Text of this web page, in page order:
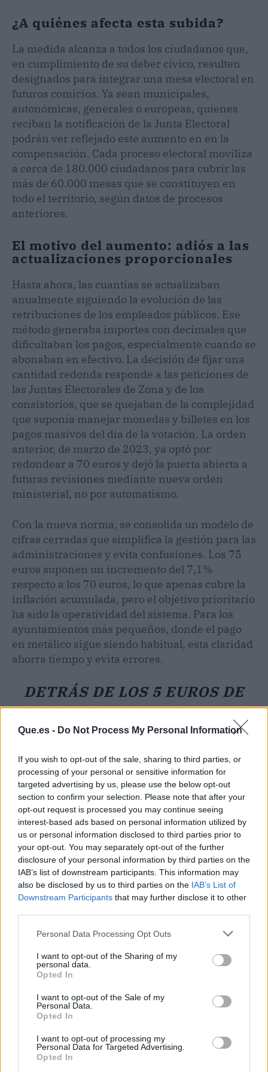
Que.es - Do Not Process My Personal Information
If you wish to opt-out of the sale, sharing to third parties, or
processing of your personal or sensitive information for
targeted advertising by us, please use the below opt-out
section to confirm your selection. Please note that after your
opt-out request is processed you may continue seeing
interest-based ads based on personal information utilized by
us or personal information disclosed to third parties prior to
your opt-out. You may separately opt-out of the further
disclosure of your personal information by third parties on the
IAB’s list of downstream participants. This information may
also be disclosed by us to third parties on the IAB’s List of
Downstream Participants that may further disclose it to other
Personal Data Processing Opt Outs
I want to opt-out of the Sharing of my
personal data.
Opted In
I want to opt-out of the Sale of my
Personal Data.
Opted In
I want to opt-out of processing my
Personal Data for Targeted Advertising.
Opted In
¿A quiénes afecta esta subida?
La medida alcanza a todos los ciudadanos que,
en cumplimiento de su deber cívico, resulten
designados para integrar una mesa electoral en
futuros comicios. Ya sean municipales,
autonómicas, generales o europeas, quienes
reciban la notificación de la Junta Electoral
podrán ver reflejado este aumento en en la
compensación. Cada proceso electoral moviliza
a cerca de 180.000 ciudadanos para cubrir las
más de 60.000 mesas que se constituyen en
todo el territorio, según datos de procesos
anteriores.
El motivo del aumento: adiós a las
actualizaciones proporcionales
Hasta ahora, las cuantías se actualizaban
anualmente siguiendo la evolución de las
retribuciones de los empleados públicos. Ese
método generaba importes con decimales que
dificultaban los pagos, especialmente cuando se
abonaban en efectivo. La decisión de fijar una
cantidad redonda responde a las peticiones de
las Juntas Electorales de Zona y de los
consistorios, que se quejaban de la complejidad
que suponía manejar monedas y billetes en los
pagos masivos del día de la votación. La orden
anterior, de marzo de 2023, ya optó por
redondear a 70 euros y dejó la puerta abierta a
futuras revisiones mediante nueva orden
ministerial, no por automatismo.
Con la nueva norma, se consolida un modelo de
cifras cerradas que simplifica la gestión para las
administraciones y evita confusiones. Los 75
euros suponen un incremento del 7,1%
respecto a los 70 euros, lo que apenas cubre la
inflación acumulada, pero el objetivo prioritario
ha sido la operatividad del sistema. Para los
ayuntamientos más pequeños, donde el pago
en metálico sigue siendo habitual, esta claridad
ahorra tiempo y evita errores.
DETRÁS DE LOS 5 EUROS DE
SUBIDA HAY UN INTENTO DE
HACER MÁS SENCILLO EL
QUE CUMPLEN CON SU
OBLIGACIÓN ELECTORAL.
La orden ministerial publicada hoy sustituye a
la de 2023 y será de aplicación a todos los
procesos electorales regulados por la Ley
Orgánica del Régimen Electoral General
(LOREG). Conviene recordar que formar parte
de una mesa electoral es un deber ciudadano,
no un empleo, y la dieta no tiene consideración
de salario, sino de compensación por el tiempo
y los gastos derivados. El pago suele realizarse
en efectivo al término de la jornada, aunque
algunas juntas ya permiten la transferencia
próxima cita con las urnas, prevista para 2027
en el ámbito local, ya cuente con la nueva tarifa.
📌 El foco social: las claves